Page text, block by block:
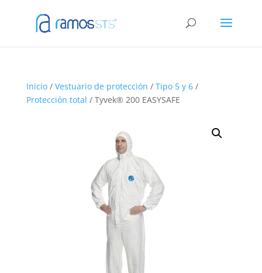
Inicio/ Vestuario de protección / Tipo 5 y 6/
Protección total / Tyvek® 200 EASYSAFE